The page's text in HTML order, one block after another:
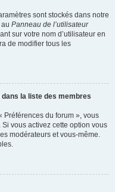
sont stockés dans notre
Panneau de l’utilisateur
sur votre nom d’utilisateur en
de modifier tous les
la liste des membres
Préférences du forum », vous
. Si vous activez cette option vous
modérateurs et vous-même.